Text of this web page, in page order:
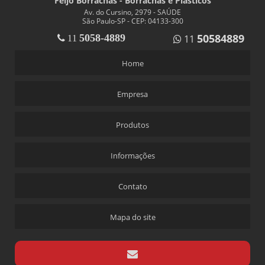
Av. do Cursino, 2979 - SAÚDE
São Paulo-SP - CEP: 04133-300
11 5058-4889 11 50584889
Home
Empresa
Produtos
Informações
Contato
Mapa do site